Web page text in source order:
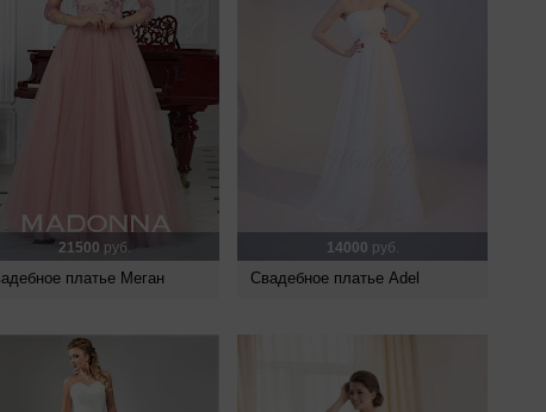
21500 руб.
платье Меган
14000 руб.
Свадебное платье Adel